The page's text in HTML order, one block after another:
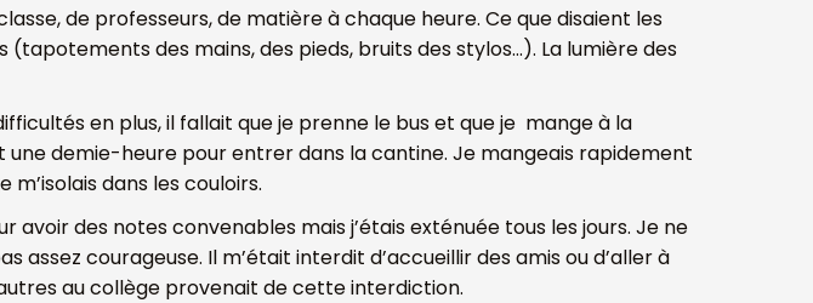
de professeurs, de matière à chaque heure. Ce que disaient les
des mains, des pieds, bruits des stylos…). La lumière des
en plus, il fallait que je prenne le bus et que je mange à la
demie-heure pour entrer dans la cantine. Je mangeais rapidement
dans les couloirs.
avoir des notes convenables mais j’étais exténuée tous les jours. Je ne
assez courageuse. Il m’était interdit d’accueillir des amis ou d’aller à
au collège provenait de cette interdiction.